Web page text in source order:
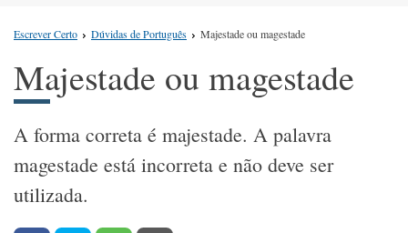
Escrever Certo Dúvidas de Português Majestade ou magestade
Majestade ou magestade
A forma correta é majestade. A palavra
magestade está incorreta e não deve ser
utilizada.